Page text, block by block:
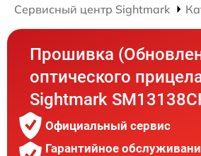
Сервисный центр Sightmark
Прошивка
оптического
Sightmark
Официальный сервис
Гарантийное